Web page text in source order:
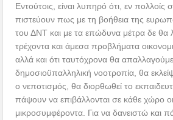
Εντούτοις, είναι λυπηρό ότι, εν πολλοίς
πιστεύουν πως με τη βοήθεια της
του ΔΝΤ και με τα επώδυνα μέτρα δε θα
τρέχοντα και άμεσα προβλήματα
αλλά και ότι ταυτόχρονα θα
δημοσιοϋπαλληλική νοοτροπία, θα
ο νεποτισμός, θα διορθωθεί το
πάψουν να επιβάλλονται σε κάθε χώρο οι
μικροσυμφέροντα. Για να δανειστώ και